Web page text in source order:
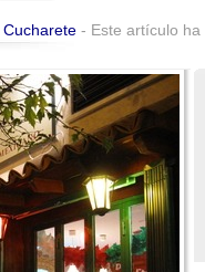
Cucharete - Este artículo